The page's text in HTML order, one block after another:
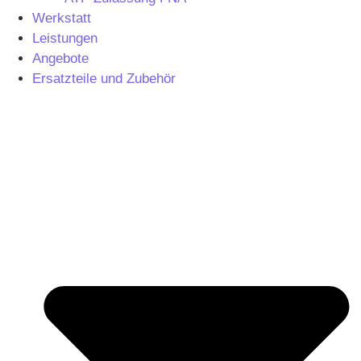
Werkstatt
Leistungen
Angebote
Ersatzteile und Zubehör